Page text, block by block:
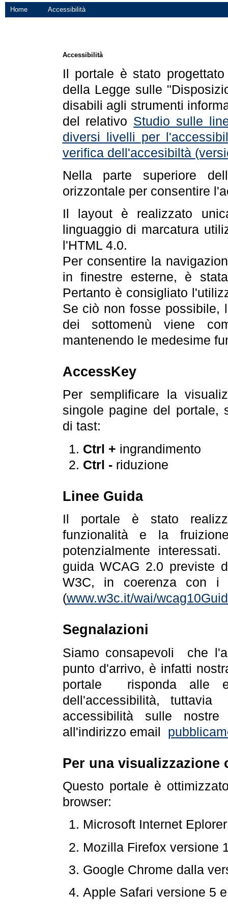
Home Accessibilità
Accessibilità
Il portale è stato
della Legge sulle
disabili agli strumenti
del relativo Studio sulle
diversi livelli per
verifica dell'accesibiltà
Nella parte superiore
orizzontale per consentire
Il layout è realizzato
linguaggio di marcatura
l'HTML 4.0.
Per consentire la
in finestre esterne, è
Pertanto è consigliato
Se ciò non fosse possibile,
dei sottomenù viene
mantenendo le medesime
AccessKey
Per semplificare la
singole pagine del portale,
di tast:
Ctrl + ingrandimento
Ctrl -riduzione
Linee Guida
Il portale è stato
funzionalità e la
potenzialmente
guida WCAG 2.0 previste
W3C, in coerenza con i
(www.w3c.it/wai/
Segnalazioni
Siamo consapevoli che
punto d'arrivo, è infatti
portale risponda alle
dell'accessibilità,
accessibilità sulle
all'indirizzo email
Per una visualizzazione
Questo portale è
browser:
Microsoft Internet
Mozilla Firefox versione
Google Chrome dalla
Apple Safari versione 5